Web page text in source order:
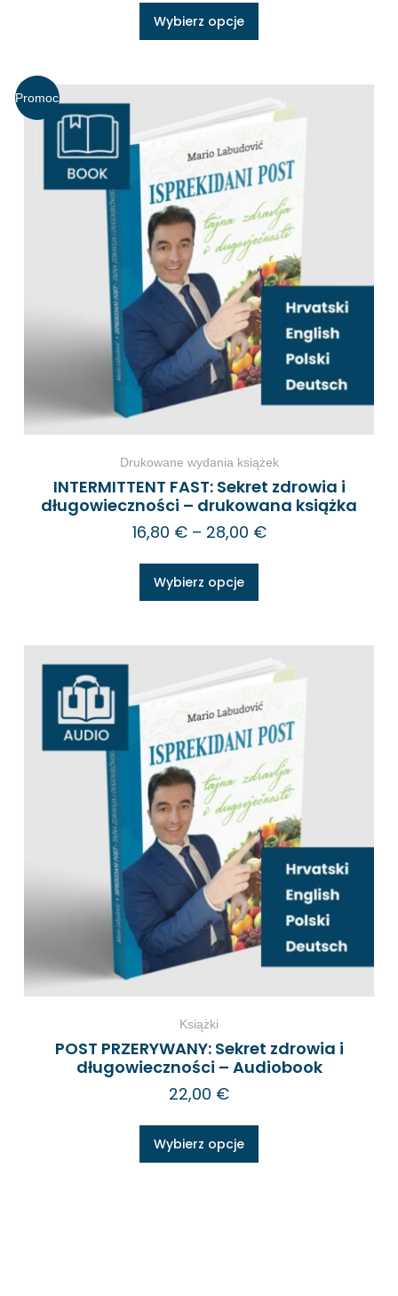
Wybierz opcje
Promoc
Drukowane wydania książek
INTERMITTENT FAST: Sekret zdrowia i
długowieczności – drukowana książka
16,80 € – 28,00 €
Wybierz opcje
Książki
POST PRZERYWANY: Sekret zdrowia i
długowieczności – Audiobook
22,00 €
Wybierz opcje